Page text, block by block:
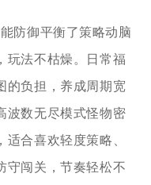
防御平衡了策略动脑
玩法不枯燥。日常福
的负担，养成周期宽
波数无尽模式怪物密
合喜欢轻度策略、
守闯关，节奏轻松不